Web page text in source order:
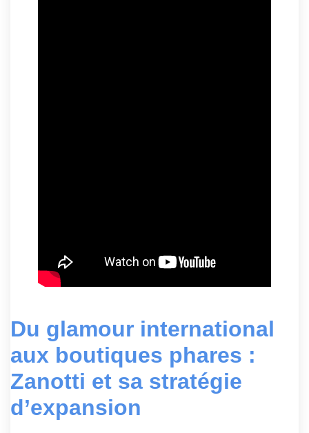
Du glamour international
aux boutiques phares :
Zanotti et sa stratégie
d’expansion